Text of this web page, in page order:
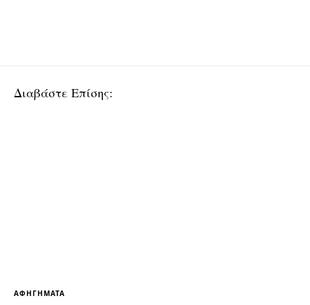
Διαβάστε Επίσης:
ΑΦΗΓΉΜΑΤΑ